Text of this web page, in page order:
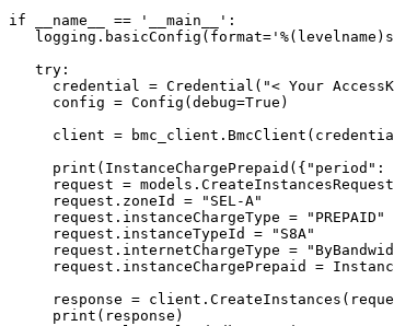
if __name__ == '__main__':